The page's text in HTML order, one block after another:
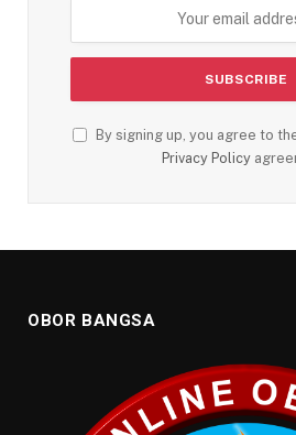
By signing up, you agree to
Privacy Policy
OBOR BANGSA